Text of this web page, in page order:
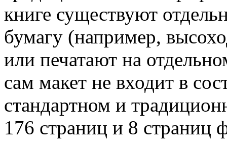
книге существуют
бумагу (например,
или печатают на
сам макет не входит в
стандартном и
176 страниц и 8 страниц